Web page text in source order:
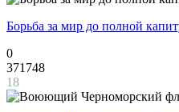
Борьба за мир до полной
0
371748
18